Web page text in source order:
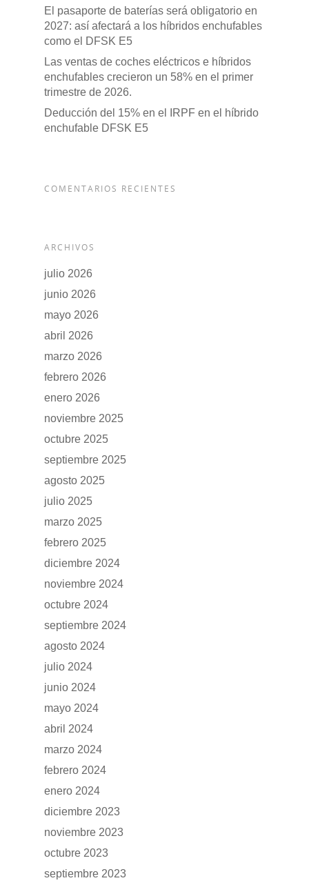
El pasaporte de baterías será obligatorio en
2027: así afectará a los híbridos enchufables
como el DFSK E5
Las ventas de coches eléctricos e híbridos
enchufables crecieron un 58% en el primer
trimestre de 2026.
Deducción del 15% en el IRPF en el híbrido
enchufable DFSK E5
COMENTARIOS RECIENTES
ARCHIVOS
julio 2026
junio 2026
mayo 2026
abril 2026
marzo 2026
febrero 2026
enero 2026
noviembre 2025
octubre 2025
septiembre 2025
agosto 2025
julio 2025
marzo 2025
febrero 2025
diciembre 2024
noviembre 2024
octubre 2024
septiembre 2024
agosto 2024
julio 2024
junio 2024
mayo 2024
abril 2024
marzo 2024
febrero 2024
enero 2024
diciembre 2023
noviembre 2023
octubre 2023
septiembre 2023